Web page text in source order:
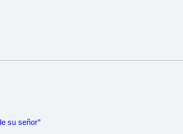
su señor"